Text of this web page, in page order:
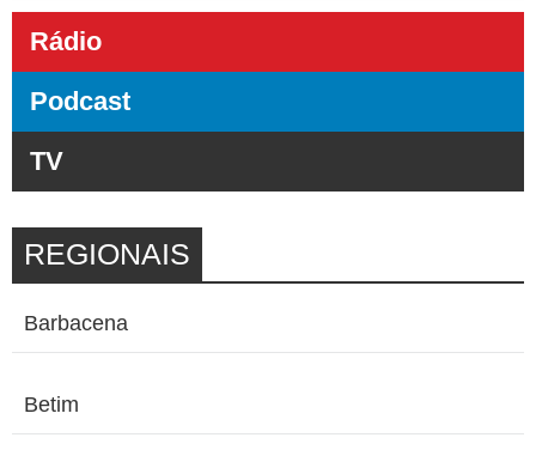
Rádio
Podcast
TV
REGIONAIS
Barbacena
Betim